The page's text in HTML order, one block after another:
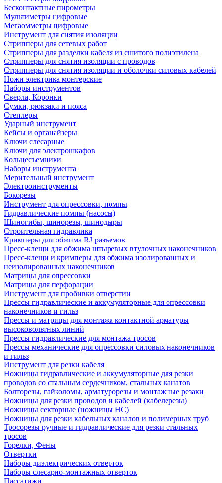
Бесконтактные пирометры
Мультиметры цифровые
Мегаомметры цифровые
Инструмент для снятия изоляции
Стрипперы для сетевых работ
Стрипперы для разделки кабеля из сшитого полиэтилена
Cтрипперы для снятия изоляции с проводов
Стрипперы для снятия изоляции и оболочки силовых кабелей
Ножи электрика монтерские
Наборы инструментов
Сверла, Коронки
Сумки, рюкзаки и пояса
Степлеры
Ударный инструмент
Кейсы и органайзеры
Ключи слесарные
Ключи для электрошкафов
Кольцесъемники
Наборы инструмента
Мерительный инструмент
Электроинструменты
Бокорезы
Инструмент для опрессовки, помпы
Гидравлические помпы (насосы)
Шиногибы, шинорезы, шинодыры
Строительная гидравлика
Кримперы для обжима RJ-разъемов
Пресс-клещи для обжима штыревых втулочных наконечников
Пресс-клещи и кримперы для обжима изолированных и
неизолированных наконечников
Матрицы для опрессовки
Матрицы для перфорации
Инструмент для пробивки отверстии
Прессы гидравлические и аккумуляторные для опрессовки
наконечников и гильз
Прессы и матрицы для монтажа контактной арматуры
высоковольтных линий
Прессы гидравлические для монтажа тросов
Прессы механические для опрессовки силовых наконечников
и гильз
Инструмент для резки кабеля
Ножницы гидравлические и аккумуляторные для резки
проводов со стальным сердечником, стальных канатов
Болторезы, гайколомы, арматурорезы и монтажные резаки
Ножницы для резки проводов и кабелей (кабелерезы)
Ножницы секторные (ножницы НС)
Ножницы для резки кабельных каналов и полимерных труб
Тросорезы ручные и гидравлические для резки стальных
тросов
Горелки, Фены
Отвертки
Наборы диэлектрических отверток
Наборы слесарно-монтажных отверток
Пассатижи